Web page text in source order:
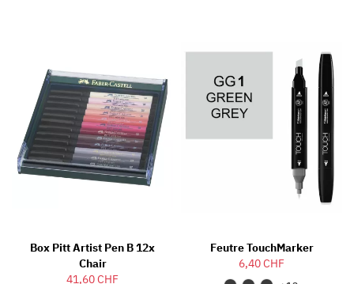
Box Pitt Artist Pen B 12x
Chair
41,60 CHF
Feutre TouchMarker
6,40 CHF